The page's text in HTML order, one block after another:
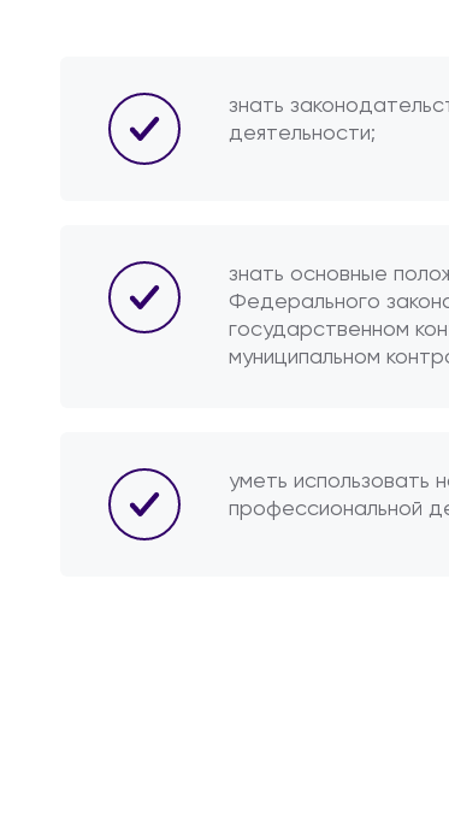
знать
деятельности;
знать основные
Федерального
государственном
муниципальном
уметь использовать
профессиональной